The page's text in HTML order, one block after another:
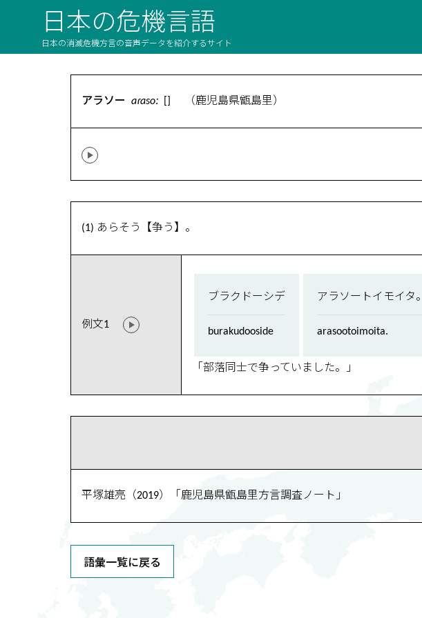
日本の危機言語
日本の消滅危機方言の音声データを紹介するサイト
アラソー aɾasoː [] （鹿児島県甑島里）
(1) あらそう【争う】。
例文1
ブラクドーシデ
burakudooside
アラソートイモイタ。
arasootoimoita.
「部落同士で争っていました。」
平塚雄亮（2019）「鹿児島県甑島里方言調査ノート」
語彙一覧に戻る